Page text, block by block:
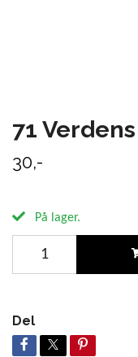
71
30,-
På lager.
Del